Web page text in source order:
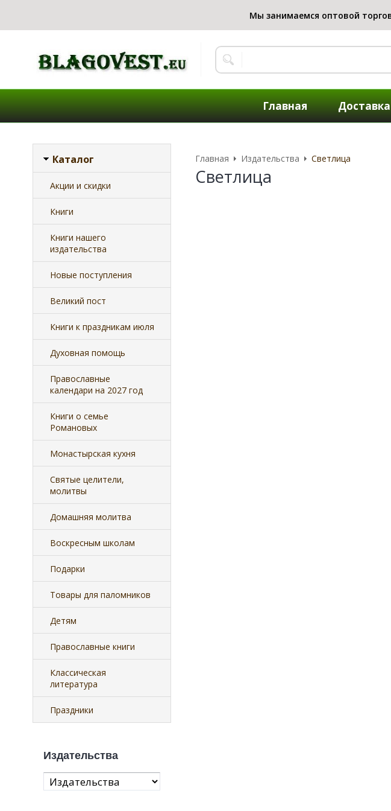
Главная Доставка
Каталог
Акции и скидки
Книги
Книги нашего
издательства
Новые поступления
Великий пост
Книги к праздникам июля
Духовная помощь
Православные
календари на 2027 год
Книги о семье
Романовых
Монастырская кухня
Святые целители,
молитвы
Домашняя молитва
Воскресным школам
Подарки
Товары для паломников
Детям
Православные книги
Классическая
литература
Праздники
Издательства
Главная Издательства Светлица
Светлица